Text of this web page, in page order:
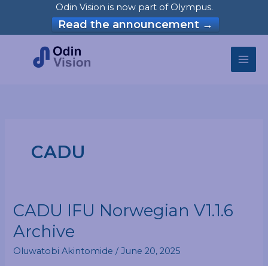
Odin Vision is now part of Olympus.
Read the announcement →
CADU
CADU IFU Norwegian V1.1.6
Archive
Oluwatobi Akintomide/June 20, 2025
CADU
IFU
Norwegian
Archive